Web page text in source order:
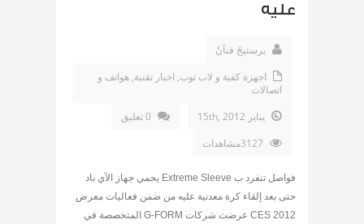
عليه
برستيجً فنآنً
اجهزة كفية و لاب توب, اخبار تقنية, هواتف و
اتصالات
يناير 15th, 2012
0 تعليق
فواصل تنفرد ب Extreme Sleeve يحمي جهاز الآي باد
حتى بعد إلقاء كرة معدنية عليه من ضمن فعاليات معرض
CES 2012 عرضت شركات G-FORM المتخصصة في